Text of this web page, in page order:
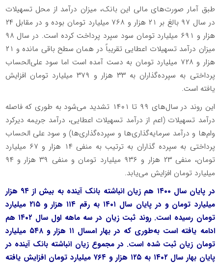
طبق آمار صورت‌های مالی این بانک، میزان درآمد از محل تسهیلات
در سال ۹۷ بالغ بر ۲۱ هزار و ۷۶۸ میلیارد تومان بوده و در مقابل ۲۴
هزار و ۶۹۱ میلیارد تومان سود سپرد پرداخت کرده است. در سال ۹۸
میزان درآمد تسهیلات اعطایی تقریباً در همان سطح باقی مانده و ۲۱
هزار و ۷۲۸ میلیارد تومان به دست آمده است اما سود علی‌الحساب
پرداختی به سپرده‌گذاران به ۳۳ هزار و ۳۷۹ میلیارد تومان افزایش
یافته است.
این روند در سال‌های ۹۹ تا ۱۴۰۱ تشدید می‌شود به طوری که فاصله
درآمد تسهیلات (اعم از درآمد تسهیلات اعطایی، درآمد جریمه دیرکرد
وام‌ها و درآمد سرمایه‌گذاری‌ها و سپرده‌گذاری‌ها) و سود علی الحساب
پرداختی به سپرده گذاران به ترتیب به منفی ۱۴ هزار و ۶۷ میلیارد
تومان، منفی ۲۳ هزار و ۹۳۶ میلیارد تومان و منفی ۳۹ هزار و ۹۴
میلیارد تومان افزایش می‌یابد.
در پایان سال ۱۴۰۰ هم زیان انباشته بانک آینده به بیش از ۹۴ هزار
میلیارد تومان و در پایان سال ۱۴۰۱ به رقم ۱۱۴ هزار و ۲۱۵ میلیارد
تومان رسیده است. روند ثبت زیان در سه ماهه اول سال ۱۴۰۲ هم
ادامه یافته است به‌طوری که در بهار امسال ۱۱ هزار و ۵۴۸ میلیارد
تومان زیان ثبت شده است. در مجموع زیان انباشته بانک آینده در
پایان بهار سال ۱۴۰۲ به ۱۲۵ هزار و ۷۶۴ میلیارد تومان افزایش یافته